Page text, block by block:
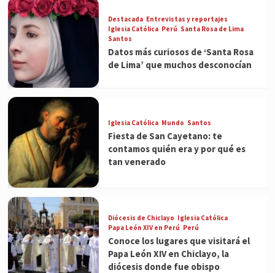
Destacada Entrevistas y reportajes
Iglesia Católica Perú Santa Rosa de Lima
Santos
Datos más curiosos de ‘Santa Rosa
de Lima’ que muchos desconocían
Iglesia Católica Mundo Santos
Fiesta de San Cayetano: te
contamos quién era y por qué es
tan venerado
Diócesis de Chiclayo Iglesia Católica
Papa León XIV en Perú Perú
Conoce los lugares que visitará el
Papa León XIV en Chiclayo, la
diócesis donde fue obispo